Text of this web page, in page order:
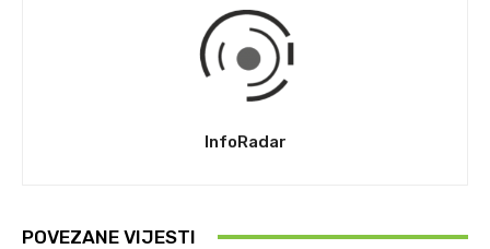
InfoRadar
POVEZANE VIJESTI